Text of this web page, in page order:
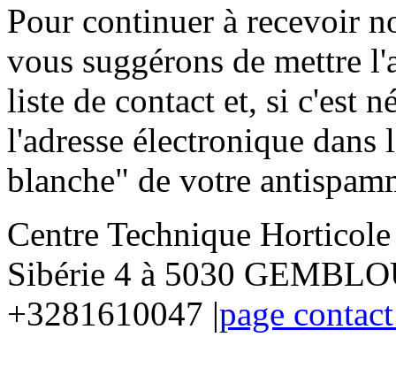
Pour continuer à recevoir
vous suggérons de mettre
liste de contact et, si c'est
l'adresse électronique
blanche" de votre
Centre Technique
Sibérie 4 à 5030
+3281610047 |page